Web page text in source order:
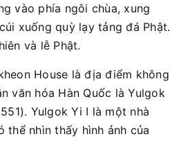
vào phía ngôi chùa, xung
xuống quỳ lạy tảng đá Phật.
và lễ Phật.
House là địa điểm không
văn hóa Hàn Quốc là Yulgok
Yulgok Yi I là một nhà
nhìn thấy hình ảnh của